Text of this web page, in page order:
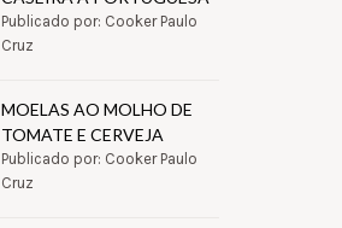
Publicado por: Cooker Paulo
Cruz
MOELAS AO MOLHO DE
TOMATE E CERVEJA
Publicado por: Cooker Paulo
Cruz